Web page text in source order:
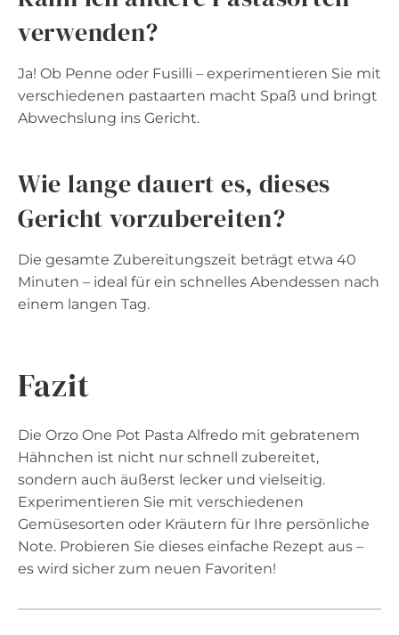
verwenden?
Ja! Ob Penne oder Fusilli – experimentieren Sie mit
verschiedenen pastaarten macht Spaß und bringt
Abwechslung ins Gericht.
Wie lange dauert es, dieses
Gericht vorzubereiten?
Die gesamte Zubereitungszeit beträgt etwa 40
Minuten – ideal für ein schnelles Abendessen nach
einem langen Tag.
Fazit
Die Orzo One Pot Pasta Alfredo mit gebratenem
Hähnchen ist nicht nur schnell zubereitet,
sondern auch äußerst lecker und vielseitig.
Experimentieren Sie mit verschiedenen
Gemüsesorten oder Kräutern für Ihre persönliche
Note. Probieren Sie dieses einfache Rezept aus –
es wird sicher zum neuen Favoriten!